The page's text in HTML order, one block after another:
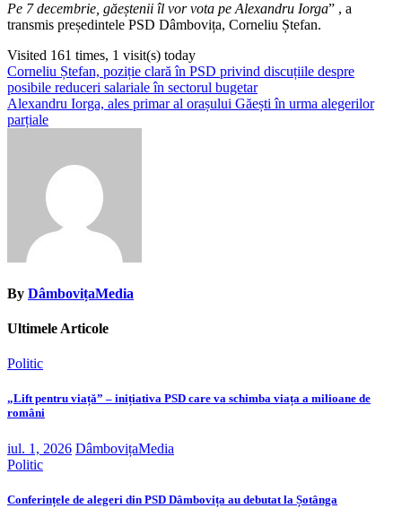
Pe 7 decembrie, găeștenii îl vor vota pe Alexandru Iorga” , a
transmis președintele PSD Dâmbovița, Corneliu Ștefan.
Visited 161 times, 1 visit(s) today
Navigare
în
articole
Corneliu Ștefan, poziție clară în PSD privind discuțiile despre
posibile reduceri salariale în sectorul bugetar
Alexandru Iorga, ales primar al orașului Găești în urma alegerilor
parțiale
By DâmbovițaMedia
Ultimele Articole
Politic
„Lift pentru viață” – inițiativa PSD care va schimba viața a milioane de
români
iul. 1, 2026 DâmbovițaMedia
Politic
Conferințele de alegeri din PSD Dâmbovița au debutat la Șotânga